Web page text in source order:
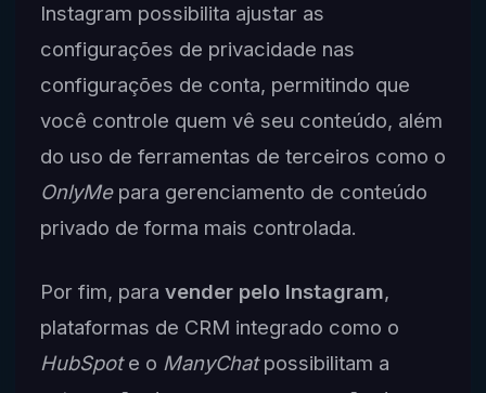
Instagram possibilita ajustar as
configurações de privacidade nas
configurações de conta, permitindo que
você controle quem vê seu conteúdo, além
do uso de ferramentas de terceiros como o
OnlyMepara gerenciamento de conteúdo
privado de forma mais controlada.
Por fim, para vender pelo Instagram,
plataformas de CRM integrado como o
HubSpote o ManyChatpossibilitam a